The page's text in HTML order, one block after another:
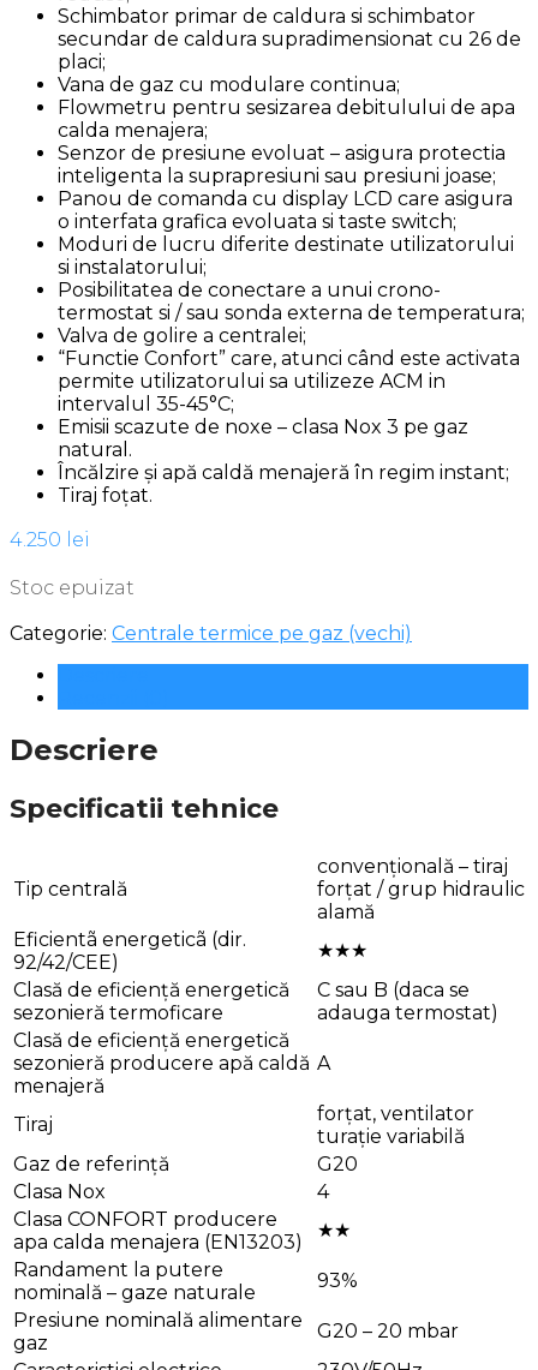
Schimbator primar de caldura si schimbator
secundar de caldura supradimensionat cu 26 de
placi;
Vana de gaz cu modulare continua;
Flowmetru pentru sesizarea debitulului de apa
calda menajera;
Senzor de presiune evoluat – asigura protectia
inteligenta la suprapresiuni sau presiuni joase;
Panou de comanda cu display LCD care asigura
o interfata grafica evoluata si taste switch;
Moduri de lucru diferite destinate utilizatorului
si instalatorului;
Posibilitatea de conectare a unui crono-
termostat si / sau sonda externa de temperatura;
Valva de golire a centralei;
“Functie Confort” care, atunci când este activata
permite utilizatorului sa utilizeze ACM in
intervalul 35-45°C;
Emisii scazute de noxe – clasa Nox 3 pe gaz
natural.
Încălzire și apă caldă menajeră în regim instant;
Tiraj foțat.
4.250 lei
Stoc epuizat
Categorie: Centrale termice pe gaz (vechi)
Descriere
Specificatii tehnice
Tip centrală
convențională – tiraj
forțat / grup hidraulic
alamă
Eficientã energeticã (dir.
92/42/CEE)
★★★
Clasă de eficiență energetică
sezonieră termoficare
C sau B (daca se
adauga termostat)
Clasă de eficiență energetică
sezonieră producere apă caldă
menajeră
A
Tiraj
forțat, ventilator
turație variabilă
Gaz de referință
G20
Clasa Nox
4
Clasa CONFORT producere
apa calda menajera (EN13203)
★★
Randament la putere
nominală – gaze naturale
93%
Presiune nominală alimentare
gaz
G20 – 20 mbar